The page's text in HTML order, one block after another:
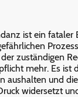
ist ein fataler
zuständigen
mehr. Es
aushalten und
widersetzt